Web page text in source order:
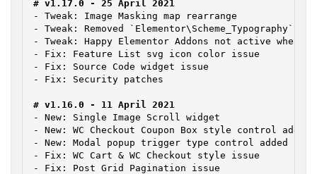
- Tweak: Image Masking map rearrange
- Tweak: Removed `Elementor\Scheme_Typography`
- Tweak: Happy Elementor Addons not active when
- Fix: Feature List svg icon color issue
- Fix: Source Code widget issue
- Fix: Security patches
- New: Single Image Scroll widget
- New: WC Checkout Coupon Box style control added
- New: Modal popup trigger type control added
- Fix: WC Cart & WC Checkout style issue
- Fix: Post Grid Pagination issue